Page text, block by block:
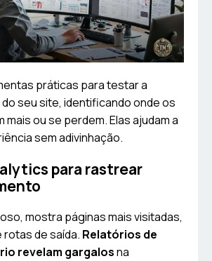
práticas para testar a
seu site, identificando onde os
mais ou se perdem. Elas ajudam a
sem adivinhação.
para rastrear
mostra páginas mais visitadas,
de saída. Relatórios de
revelam gargalosna